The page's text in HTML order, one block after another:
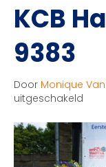
KCB
9383
Door Monique
uitgeschakeld
9383